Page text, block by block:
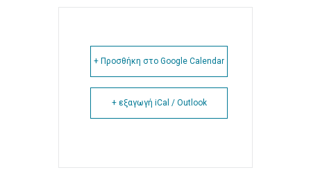
+ Προσθήκη στο Google Calendar
+ εξαγωγή iCal / Outlook